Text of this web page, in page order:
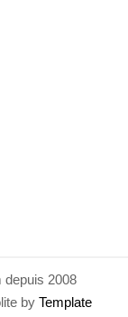
depuis 2008
by Template